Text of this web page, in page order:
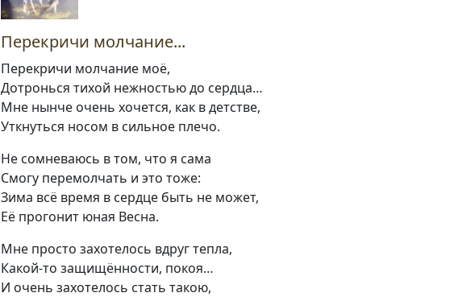
Перекричи молчание...
Перекричи молчание моё,
Дотронься тихой нежностью до сердца…
Мне нынче очень хочется, как в детстве,
Уткнуться носом в сильное плечо.
Не сомневаюсь в том, что я сама
Смогу перемолчать и это тоже:
Зима всё время в сердце быть не может,
Её прогонит юная Весна.
Мне просто захотелось вдруг тепла,
Какой-то защищённости, покоя…
И очень захотелось стать такою,